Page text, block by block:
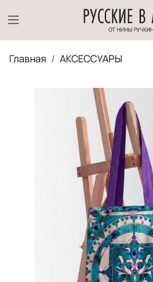
Главная АКСЕССУАРЫ